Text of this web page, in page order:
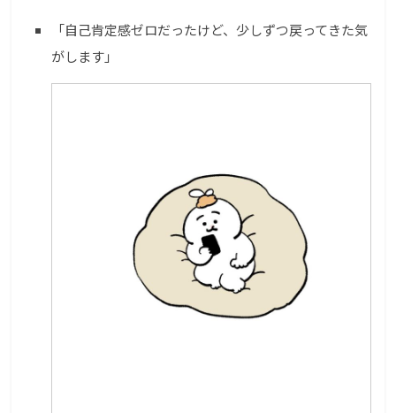
「自己肯定感ゼロだったけど、少しずつ戻ってきた気
がします」